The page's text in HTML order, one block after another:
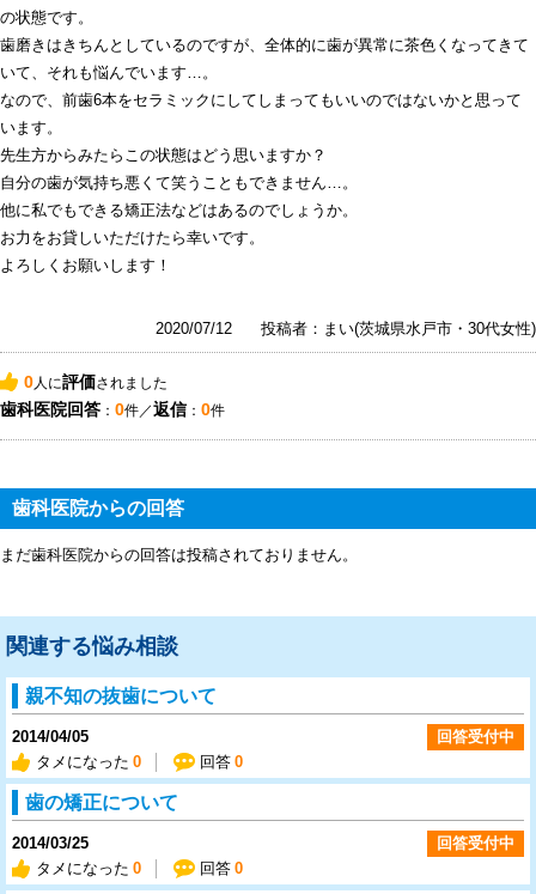
の状態です。
歯磨きはきちんとしているのですが、全体的に歯が異常に茶色くなってきて
いて、それも悩んでいます…。
なので、前歯6本をセラミックにしてしまってもいいのではないかと思って
います。
先生方からみたらこの状態はどう思いますか？
自分の歯が気持ち悪くて笑うこともできません…。
他に私でもできる矯正法などはあるのでしょうか。
お力をお貸しいただけたら幸いです。
よろしくお願いします！
2020/07/12 投稿者：まい(茨城県水戸市・30代女性)
0 人に評価されました
歯科医院回答 ： 0件／返信： 0件
歯科医院からの回答
まだ歯科医院からの回答は投稿されておりません。
関連する悩み相談
親不知の抜歯について
2014/04/05
タメになった 0 回答 0
回答受付中
歯の矯正について
2014/03/25
タメになった 0 回答 0
回答受付中